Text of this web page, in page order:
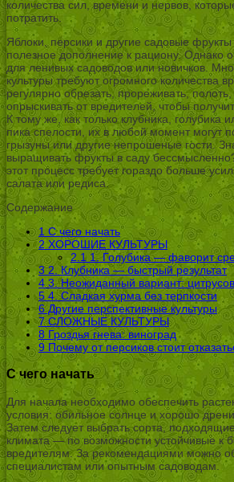
количества сил, времени и нервов,
потратить.
Яблоки, персики и другие садовые
полезное дополнение к рациону. Однако
для ленивых садоводов или новичков.
культуры требуют огромного количества
регулярно обрезать, прореживать,
опрыскивать от вредителей, чтобы
К тому же, как только клубника, голубика
пика спелости, их в любой момент могут
грызуны или другие непрошеные гости.
выращивать фрукты в саду
этот процесс требует гораздо больше
салата или редиса.
Содержание
1 С чего начать
2 ХОРОШИЕ КУЛЬТУРЫ
2.1 1. Голубика — фаворит
32. Клубника — быстрый результат
4 3. Неожиданный вариант:
5 4. Сладкая хурма без терпкости
6Другие перспективные культуры
7СЛОЖНЫЕ КУЛЬТУРЫ
8 Гроздья гнева: виноград
9 Почему от персиков стоит
С чего начать
Для начала необходимо обеспечить
условия: обильное солнце и хорошо
Затем следует выбрать сорта,
климата — по возможности устойчивые к
вредителям. За рекомендациями можно
специалистам или опытным садоводам.